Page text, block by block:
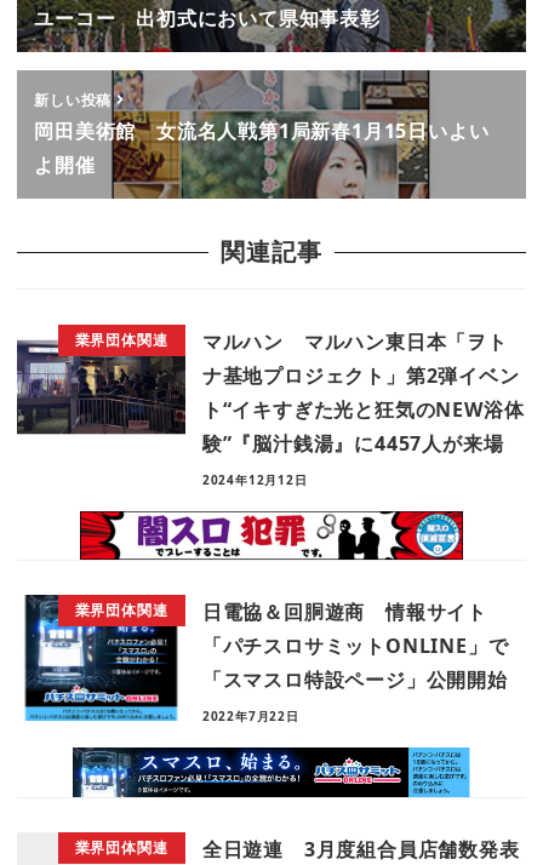
ユーコー 出初式において県知事表彰
新しい投稿
岡田美術館 女流名人戦第1局新春1月15日いよい
よ開催
関連記事
業界団体関連
マルハン マルハン東日本「ヲト
ナ基地プロジェクト」第2弾イベン
ト“イキすぎた光と狂気のNEW浴体
験”『脳汁銭湯』に4457人が来場
2024年12月12日
業界団体関連
日電協＆回胴遊商 情報サイト
「パチスロサミットONLINE」で
「スマスロ特設ページ」公開開始
2022年7月22日
業界団体関連 全日遊連 3月度組合員店舗数発表